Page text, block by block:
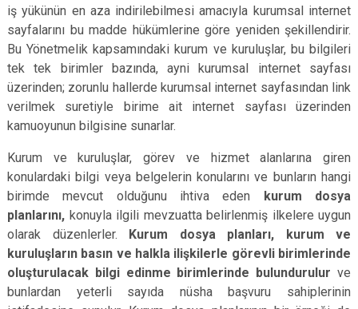
iş yükünün en aza indirilebilmesi amacıyla kurumsal internet
sayfalarını bu madde hükümlerine göre yeniden şekillendirir.
Bu Yönetmelik kapsamındaki kurum ve kuruluşlar, bu bilgileri
tek tek birimler bazında, ayni kurumsal internet sayfası
üzerinden; zorunlu hallerde kurumsal internet sayfasından link
verilmek suretiyle birime ait internet sayfası üzerinden
kamuoyunun bilgisine sunarlar.
Kurum ve kuruluşlar, görev ve hizmet alanlarına giren
konulardaki bilgi veya belgelerin konularını ve bunların hangi
birimde mevcut olduğunu ihtiva eden kurum dosya
planlarını, konuyla ilgili mevzuatta belirlenmiş ilkelere uygun
olarak düzenlerler. Kurum dosya planları, kurum ve
kuruluşların basın ve halkla ilişkilerle görevli birimlerinde
oluşturulacak bilgi edinme birimlerinde bulundurulur ve
bunlardan yeterli sayıda nüsha başvuru sahiplerinin